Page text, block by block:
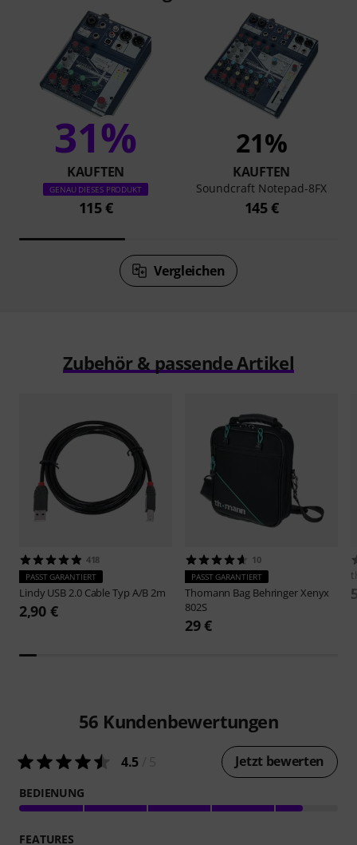
31%
KAUFTEN
GENAU DIESES PRODUKT
115 €
21%
KAUFTEN
Soundcraft Notepad-8FX
145 €
Vergleichen
Zubehör & passende Artikel
418
PASST GARANTIERT
Lindy USB 2.0 Cable Typ A/B 2m
2,90 €
10
PASST GARANTIERT
Thomann Bag Behringer Xenyx
802S
29 €
56 Kundenbewertungen
4.5 Jetzt bewerten
BEDIENUNG
FEATURES